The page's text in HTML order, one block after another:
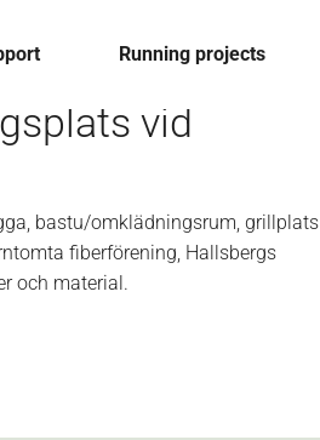
Running projects
vid
bastu/omklädningsrum, grillplats
fiberförening, Hallsbergs
och material.